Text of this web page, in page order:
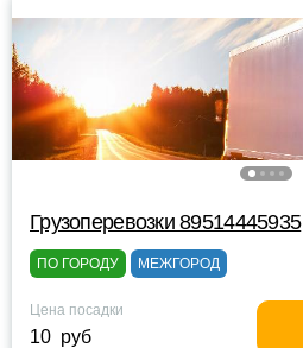
Грузоперевозки 89514445935
ПО ГОРОДУ МЕЖГОРОД
Цена посадки
10 руб